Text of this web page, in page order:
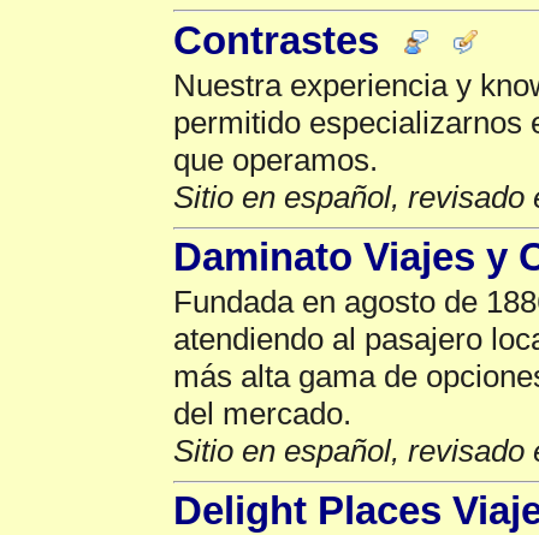
Contrastes
Nuestra experiencia y
permitido especializarnos
que operamos.
Sitio en español, revisado
Daminato Viajes y
Fundada en agosto de
atendiendo al pasajero
más alta gama de
del mercado.
Sitio en español, revisado
Delight Places